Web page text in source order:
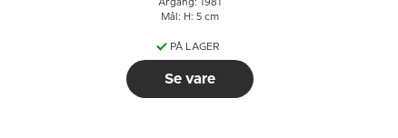
Årgang: 1981
Mål: H: 5 cm
PÅ LAGER
Se vare